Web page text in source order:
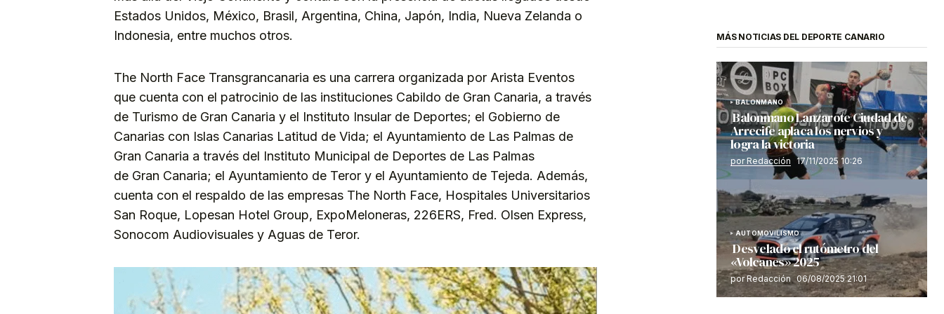
Estados Unidos, México, Brasil, Argentina, China, Japón, India, Nueva Zelanda o
Indonesia, entre muchos otros.
The North Face Transgrancanaria es una carrera organizada por Arista Eventos
que cuenta con el patrocinio de las instituciones Cabildo de Gran Canaria, a través
de Turismo de Gran Canaria y el Instituto Insular de Deportes; el Gobierno de
Canarias con Islas Canarias Latitud de Vida; el Ayuntamiento de Las Palmas de
Gran Canaria a través del Instituto Municipal de Deportes de Las Palmas
de Gran Canaria; el Ayuntamiento de Teror y el Ayuntamiento de Tejeda. Además,
cuenta con el respaldo de las empresas The North Face, Hospitales Universitarios
San Roque, Lopesan Hotel Group, ExpoMeloneras, 226ERS, Fred. Olsen Express,
Sonocom Audiovisuales y Aguas de Teror.
MÁS NOTICIAS DEL DEPORTE CANARIO
BALONMANO
Balonmano Lanzarote Ciudad de
Arrecife aplaca los nervios y
logra la victoria
por Redacción 17/11/2025 10:26
AUTOMOVILISMO
Desvelado el rutómetro del
«Volcanes» 2025
por Redacción 06/08/2025 21:01